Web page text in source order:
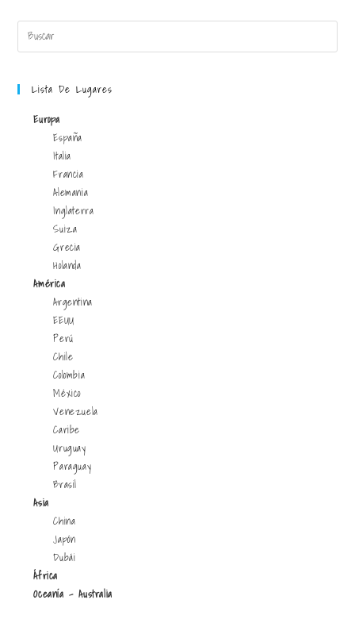
Lista De Lugares
Europa
España
Italia
Francia
Alemania
Inglaterra
Suiza
Grecia
Holanda
América
Argentina
EEUU
Perú
Chile
Colombia
México
Venezuela
Caribe
Uruguay
Paraguay
Brasil
Asia
China
Japón
Dubái
África
Oceanía - Australia